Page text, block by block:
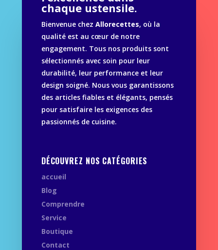
chaque ustensile.
Bienvenue chez Allorecettes, où la
qualité est au cœur de notre
engagement. Tous nos produits sont
sélectionnés avec soin pour leur
durabilité, leur performance et leur
design soigné. Nous vous garantissons
des articles fiables et élégants, pensés
pour satisfaire les exigences des
passionnés de cuisine.
DÉCOUVREZ NOS CATÉGORIES
accueil
Blog
Comprendre
Service
Boutique
Contact